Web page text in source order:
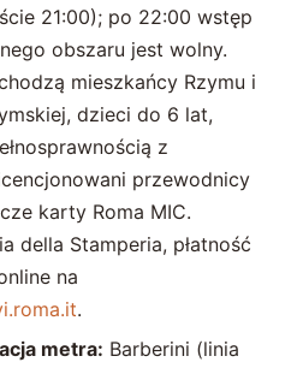
21:00); po 22:00 wstęp
obszaru jest wolny.
mieszkańcy Rzymu i
dzieci do 6 lat,
z
przewodnicy
karty Roma MIC.
della Stamperia, płatność
na
.
metra: Barberini (linia